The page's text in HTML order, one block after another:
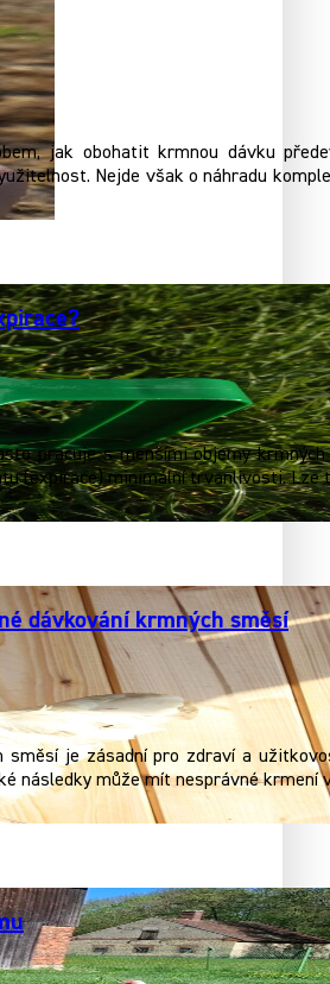
jak obohatit krmnou dávku
Nejde však o náhradu
pracuje s menšími objemy
(expirace) minimální trvanlivosti.
dávkování krmných směsí
směsí je zásadní pro zdraví a
následky může mít nesprávné krmení